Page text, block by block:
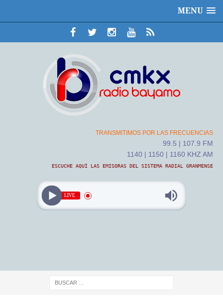
MENU
TRANSMITIMOS POR LAS FRECUENCIAS
99.5 | 107.9 FM
1140 | 1150 | 1160 KHZ AM
ESCUCHE AQUÍ LAS EMISORAS DEL SISTEMA RADIAL GRANMENSE
LIVE